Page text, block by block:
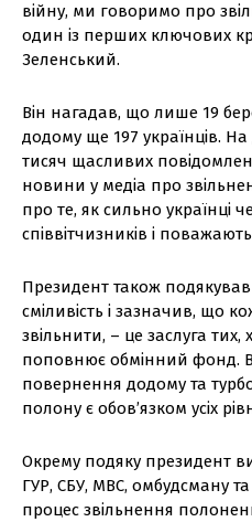
війну, ми говоримо про
один із перших ключових
Зеленський.
Він нагадав, що лише 19
додому ще 197 українців.
тисяч щасливих
новини у медіа про
про те, як сильно українці
співвітчизників і
Президент також подякував
сміливість і зазначив, що
звільнити, – це заслуга тих,
поповнює обмінний фонд.
повернення додому та
полону є обов’язком усіх
Окрему подяку президент
ГУР, СБУ, МВС, омбудсману
процес звільнення